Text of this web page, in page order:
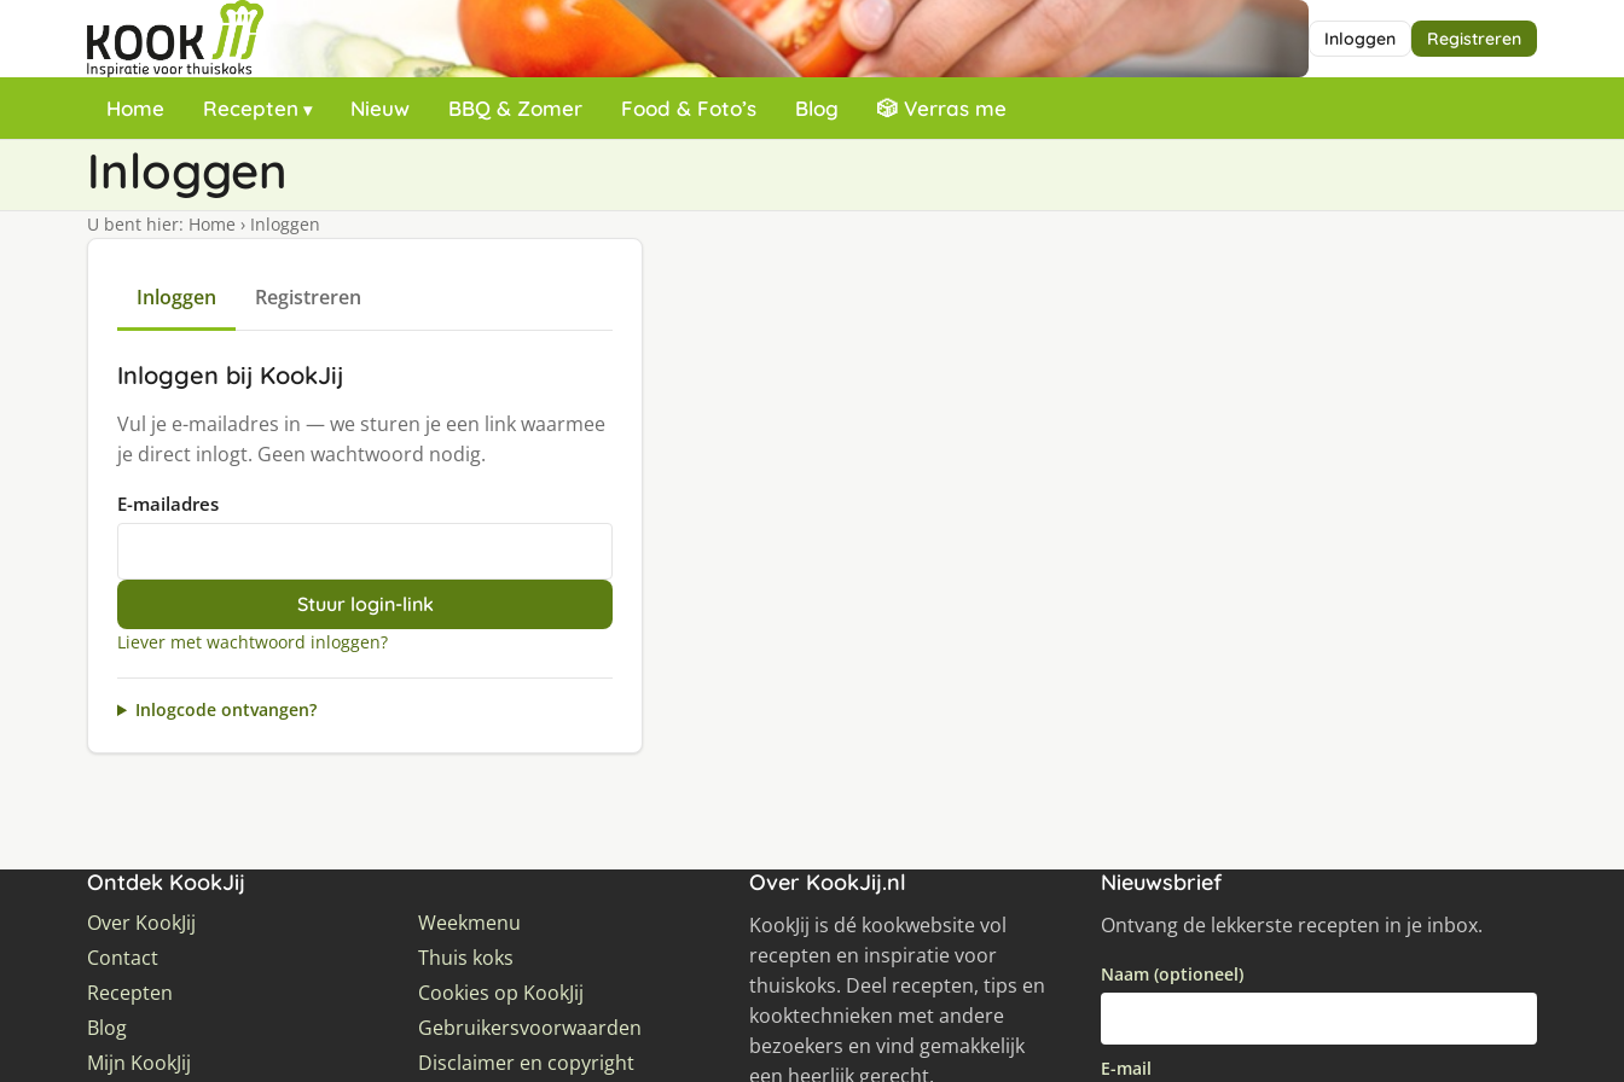
Inloggen Registreren
Home Recepten Nieuw BBQ & Zomer Food & Foto’s Blog 🎲 Verras me
Inloggen
U bent hier: Home › Inloggen
Inloggen Registreren
Inloggen bij KookJij
Vul je e-mailadres in — we sturen je een link waarmee
je direct inlogt. Geen wachtwoord nodig.
E-mailadres
Stuur login-link
Liever met wachtwoord inloggen?
Inlogcode ontvangen?
Ontdek KookJij
Over KookJij
Contact
Recepten
Blog
Mijn KookJij
Weekmenu
Thuis koks
Cookies op KookJij
Gebruikersvoorwaarden
Disclaimer en copyright
Over KookJij.nl
KookJij is dé kookwebsite vol
recepten en inspiratie voor
thuiskoks. Deel recepten, tips en
kooktechnieken met andere
bezoekers en vind gemakkelijk
een heerlijk gerecht.
Nieuwsbrief
Ontvang de lekkerste recepten in je inbox.
Naam (optioneel)
E-mail